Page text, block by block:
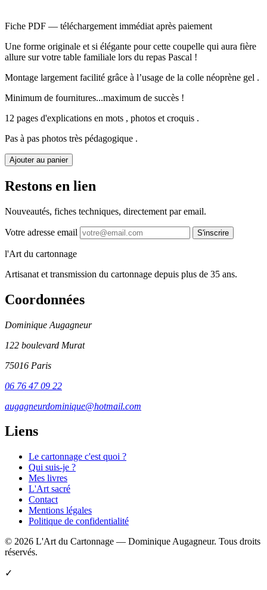
Fiche PDF — téléchargement immédiat après paiement
Une forme originale et si élégante pour cette coupelle qui aura fière
allure sur votre table familiale lors du repas Pascal !
Montage largement facilité grâce à l’usage de la colle néoprène gel .
Minimum de fournitures...maximum de succès !
12 pages d'explications en mots , photos et croquis .
Pas à pas photos très pédagogique .
Ajouter au panier
Restons en lien
Nouveautés, fiches techniques, directement par email.
Votre adresse email S'inscrire
l'Art du cartonnage
Artisanat et transmission du cartonnage depuis plus de 35 ans.
Coordonnées
Dominique Augagneur
122 boulevard Murat
75016 Paris
06 76 47 09 22
augagneurdominique@hotmail.com
Liens
Le cartonnage c'est quoi ?
Qui suis-je ?
Mes livres
L'Art sacré
Contact
Mentions légales
Politique de confidentialité
© 2026 L'Art du Cartonnage — Dominique Augagneur. Tous droits
réservés.
✓